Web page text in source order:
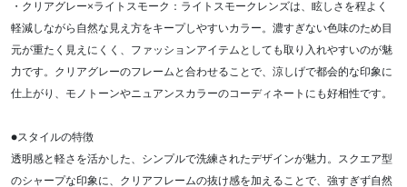
・クリアグレー×ライトスモーク：ライトスモークレンズは、眩しさを程よく
軽減しながら自然な見え方をキープしやすいカラー。濃すぎない色味のため目
元が重たく見えにくく、ファッションアイテムとしても取り入れやすいのが魅
力です。クリアグレーのフレームと合わせることで、涼しげで都会的な印象に
仕上がり、モノトーンやニュアンスカラーのコーディネートにも好相性です。
●スタイルの特徴
透明感と軽さを活かした、シンプルで洗練されたデザインが魅力。スクエア型
のシャープな印象に、クリアフレームの抜け感を加えることで、強すぎず自然